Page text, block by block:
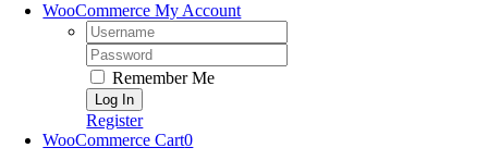
WooCommerce My Account
Username:
Password:
Remember Me
Register
WooCommerce Cart0